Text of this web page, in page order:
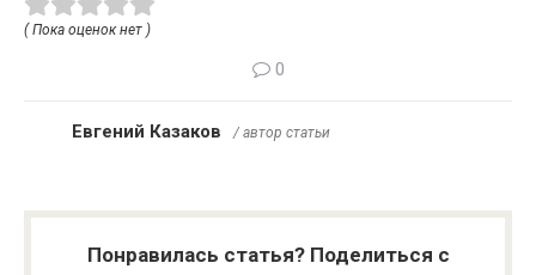
( Пока оценок нет )
0
Евгений Казаков / автор статьи
Понравилась статья? Поделиться с